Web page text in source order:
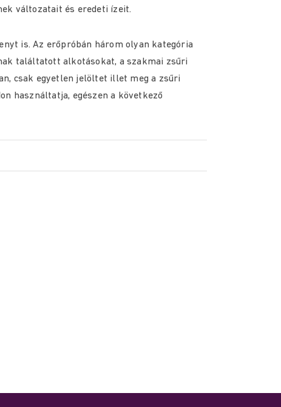
változatait és eredeti ízeit.
is. Az erőpróbán három olyan kategória
találtatott alkotásokat, a szakmai zsűri
csak egyetlen jelöltet illet meg a zsűri
használtatja, egészen a következő